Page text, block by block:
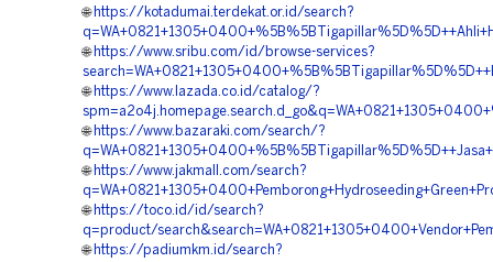
🌐 https://kotadumai.terdekat.or.id/search?
🌐 https://www.sribu.com/id/browse-services?
🌐 https://www.lazada.co.id/catalog/?
🌐 https://www.bazaraki.com/search/?
🌐 https://www.jakmall.com/search?
🌐 https://toco.id/id/search?
q=product/
🌐 https://padiumkm.id/search?